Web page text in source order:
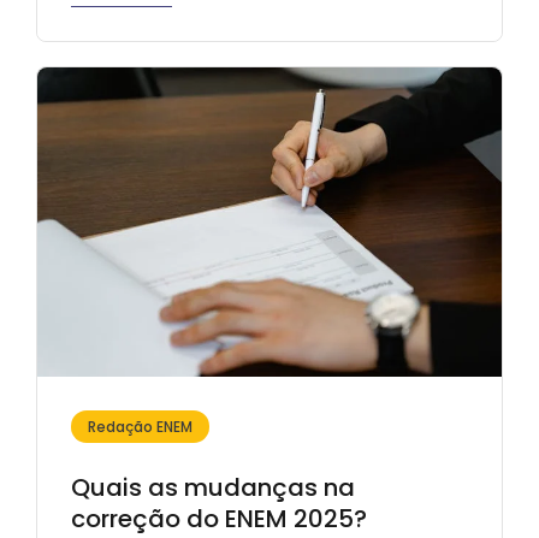
Redação ENEM
Quais as mudanças na
correção do ENEM 2025?